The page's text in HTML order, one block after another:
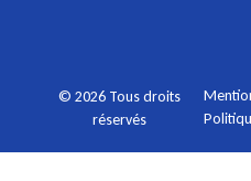
© 2026 Tous droits
réservés